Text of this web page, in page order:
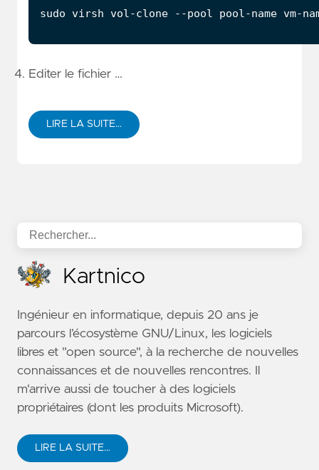
Editer le fichier …
LIRE LA SUITE…
Kartnico
Ingénieur en informatique, depuis 20 ans je
parcours l’écosystème GNU/Linux, les logiciels
libres et "open source", à la recherche de nouvelles
connaissances et de nouvelles rencontres. Il
m'arrive aussi de toucher à des logiciels
propriétaires (dont les produits Microsoft).
LIRE LA SUITE…